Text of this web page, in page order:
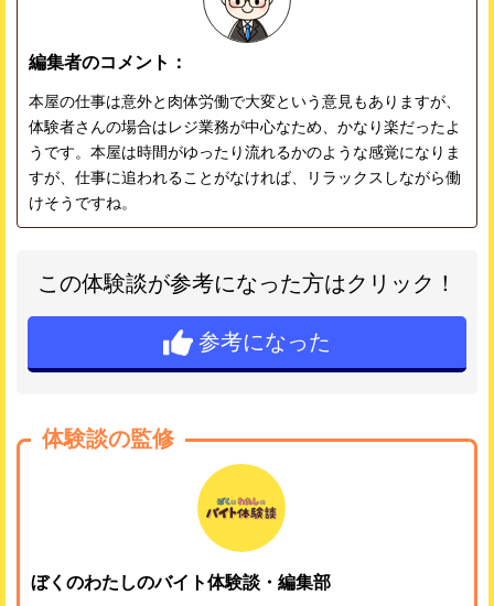
編集者のコメント：
本屋の仕事は意外と肉体労働で大変という意見もありますが、
体験者さんの場合はレジ業務が中心なため、かなり楽だったよ
うです。本屋は時間がゆったり流れるかのような感覚になりま
すが、仕事に追われることがなければ、リラックスしながら働
けそうですね。
この体験談が参考になった方はクリック！
参考になった
体験談の監修
ぼくのわたしのバイト体験談・編集部